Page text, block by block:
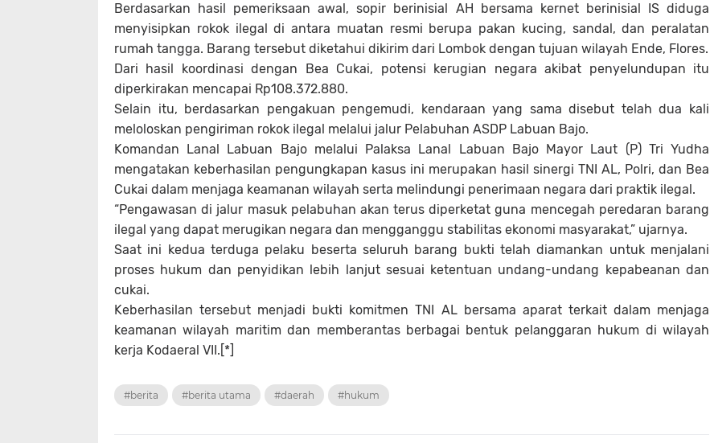
Berdasarkan hasil pemeriksaan awal, sopir berinisial AH bersama kernet berinisial IS diduga
menyisipkan rokok ilegal di antara muatan resmi berupa pakan kucing, sandal, dan peralatan
rumah tangga. Barang tersebut diketahui dikirim dari Lombok dengan tujuan wilayah Ende, Flores.
Dari hasil koordinasi dengan Bea Cukai, potensi kerugian negara akibat penyelundupan itu
diperkirakan mencapai Rp108.372.880.
Selain itu, berdasarkan pengakuan pengemudi, kendaraan yang sama disebut telah dua kali
meloloskan pengiriman rokok ilegal melalui jalur Pelabuhan ASDP Labuan Bajo.
Komandan Lanal Labuan Bajo melalui Palaksa Lanal Labuan Bajo Mayor Laut (P) Tri Yudha
mengatakan keberhasilan pengungkapan kasus ini merupakan hasil sinergi TNI AL, Polri, dan Bea
Cukai dalam menjaga keamanan wilayah serta melindungi penerimaan negara dari praktik ilegal.
“Pengawasan di jalur masuk pelabuhan akan terus diperketat guna mencegah peredaran barang
ilegal yang dapat merugikan negara dan mengganggu stabilitas ekonomi masyarakat,” ujarnya.
Saat ini kedua terduga pelaku beserta seluruh barang bukti telah diamankan untuk menjalani
proses hukum dan penyidikan lebih lanjut sesuai ketentuan undang-undang kepabeanan dan
cukai.
Keberhasilan tersebut menjadi bukti komitmen TNI AL bersama aparat terkait dalam menjaga
keamanan wilayah maritim dan memberantas berbagai bentuk pelanggaran hukum di wilayah
kerja Kodaeral VII.[*]
#berita #berita utama #daerah #hukum